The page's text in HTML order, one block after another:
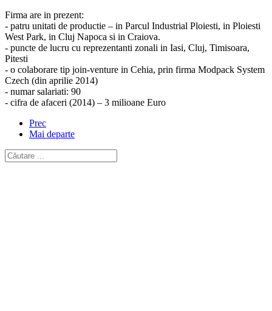
Firma are in prezent:
- patru unitati de productie – in Parcul Industrial Ploiesti, in Ploiesti
West Park, in Cluj Napoca si in Craiova.
- puncte de lucru cu reprezentanti zonali in Iasi, Cluj, Timisoara,
Pitesti
- o colaborare tip join-venture in Cehia, prin firma Modpack System
Czech (din aprilie 2014)
- numar salariati: 90
- cifra de afaceri (2014) – 3 milioane Euro
Prec
Mai departe